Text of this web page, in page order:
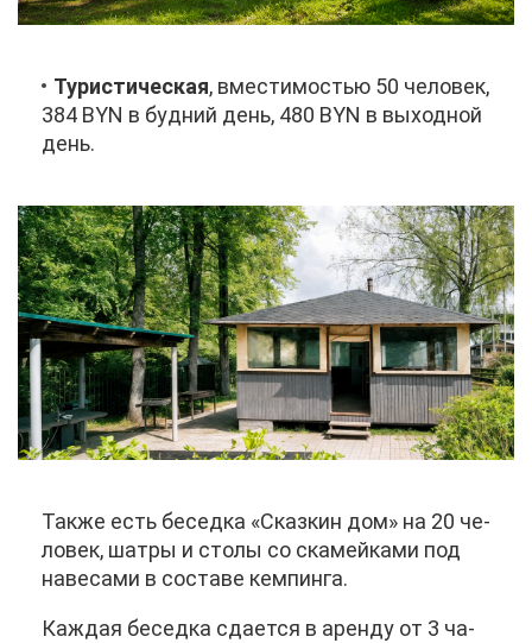
Ту­ри­сти­че­ская, вме­сти­мо­стью 50 че­ло­век,
384 BYN в буд­ний день, 480 BYN в вы­ход­ной
день.
Та­к­же есть бе­сед­ка «Сказ­кин дом» на 20 че­
ло­век, шат­ры и сто­лы со ска­мей­ка­ми под
на­ве­са­ми в со­ста­ве кем­пин­га.
Каж­дая бе­сед­ка сда­ет­ся в арен­ду от 3 ча­